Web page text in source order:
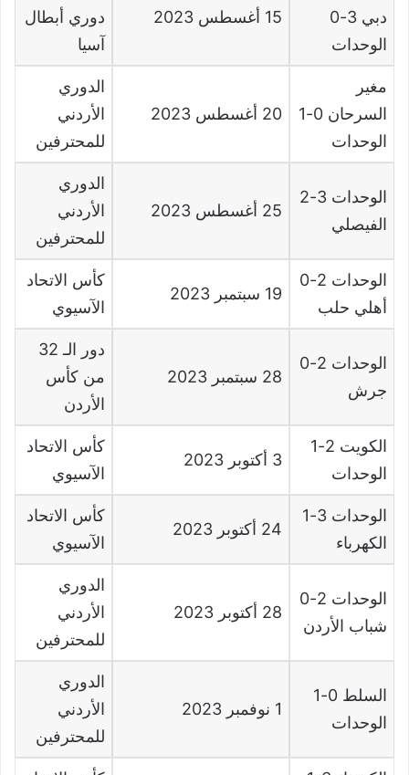
دبي 3-0
الوحدات
15 أغسطس 2023
دوري أبطال
آسيا
مغير
السرحان 0-1
الوحدات
20 أغسطس 2023
الدوري
الأردني
للمحترفين
الوحدات 3-2
الفيصلي
25 أغسطس 2023
الدوري
الأردني
للمحترفين
الوحدات
أهلي حلب
19 سبتمبر2023
كأس الاتحاد
الآسيوي
الوحدات
جرش
28 سبتمبر 2023
دور الـ 32
من كأس
الأردن
الكويت
الوحدات
3 أكتوبر 2023
كأس الاتحاد
الآسيوي
الوحدات 3-1
الكهرباء
24 أكتوبر 2023
كأس الاتحاد
الآسيوي
الوحدات
شباب الأردن
28 أكتوبر 2023
الدوري
الأردني
للمحترفين
السلط 0-1
الوحدات
1 نوفمبر 2023
الدوري
الأردني
للمحترفين